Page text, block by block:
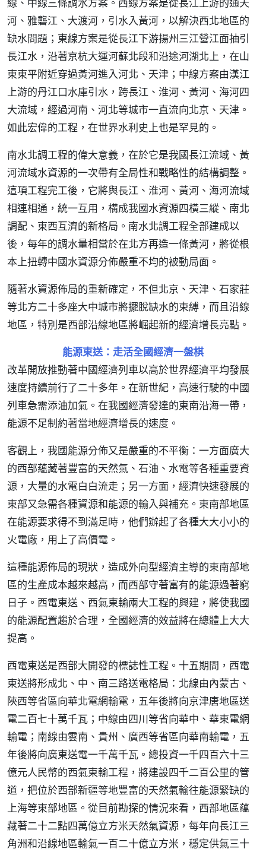
河、雅礱江、大渡河，引水入黃河，以解決西北地區的
缺水問題；東線方案是從長江下游揚州三江營江面抽引
長江水，沿著京杭大運河蘇北段和沿途河湖北上，在山
東東平附近穿過黃河進入河北、天津；中線方案由漢江
上游的丹江口水庫引水，跨長江、淮河、黃河、海河四
大流域，經過河南、河北等城市一直流向北京、天津。
如此宏偉的工程，在世界水利史上也是罕見的。
南水北調工程的偉大意義，在於它是我國長江流域、黃
河流域水資源的一次帶有全局性和戰略性的結構調整。
這項工程完工後，它將與長江、淮河、黃河、海河流域
相連相通，統一互用，構成我國水資源四橫三縱、南北
調配、東西互濟的新格局。南水北調工程全部建成以
後，每年的調水量相當於在北方再造一條黃河，將從根
本上扭轉中國水資源分佈嚴重不均的被動局面。
隨著水資源佈局的重新確定，不但北京、天津、石家莊
等北方二十多座大中城市將擺脫缺水的束縛，而且沿線
地區，特別是西部沿線地區將崛起新的經濟增長亮點。
能源東送：走活全國經濟一盤棋
改革開放推動著中國經濟列車以高於世界經濟平均發展
速度持續前行了二十多年。在新世紀，高速行駛的中國
列車急需添油加氣。在我國經濟發達的東南沿海一帶，
能源不足制約著當地經濟增長的速度。
客觀上，我國能源分佈又是嚴重的不平衡：一方面廣大
的西部蘊藏著豐富的天然氣、石油、水電等各種重要資
源，大量的水電白白流走；另一方面，經濟快速發展的
東部又急需各種資源和能源的輸入與補充。東南部地區
在能源要求得不到滿足時，他們辦起了各種大大小小的
火電廠，用上了高價電。
這種能源佈局的現狀，造成外向型經濟主導的東南部地
區的生產成本越來越高，而西部守著富有的能源過著窮
日子。西電東送、西氣東輸兩大工程的興建，將使我國
的能源配置趨於合理，全國經濟的效益將在總體上大大
提高。
西電東送是西部大開發的標誌性工程。十五期間，西電
東送將形成北、中、南三路送電格局：北線由內蒙古、
陝西等省區向華北電網輸電，五年後將向京津唐地區送
電二百七十萬千瓦；中線由四川等省向華中、華東電網
輸電；南線由雲南、貴州、廣西等省區向華南輸電，五
年後將向廣東送電一千萬千瓦。總投資一千四百六十三
億元人民幣的西氣東輸工程，將建設四千二百公里的管
道，把位於西部新疆等地豐富的天然氣輸往能源緊缺的
上海等東部地區。從目前勘探的情況來看，西部地區蘊
藏著二十二點四萬億立方米天然氣資源，每年向長江三
角洲和沿線地區輸氣一百二十億立方米，穩定供氣三十